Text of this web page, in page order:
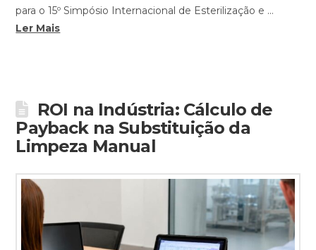
para o 15º Simpósio Internacional de Esterilização e …
Ler Mais
ROI na Indústria: Cálculo de
Payback na Substituição da
Limpeza Manual